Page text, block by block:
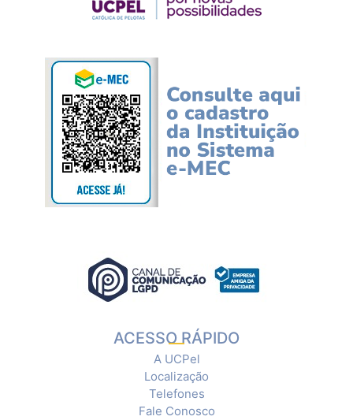
ACESSO RÁPIDO
A UCPel
Localização
Telefones
Fale Conosco